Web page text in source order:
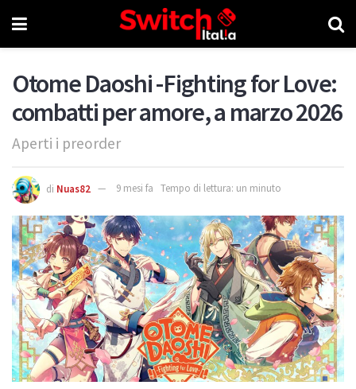
Otome Daoshi -Fighting for Love:
combatti per amore, a marzo 2026
Aperti i preorder
di Nuas82 9 mesi fa Tempo di lettura: un minuto